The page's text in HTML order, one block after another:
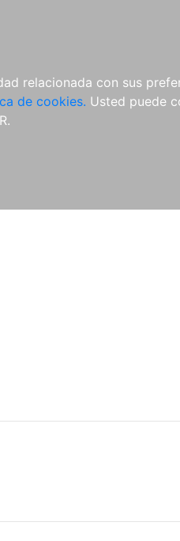
relacionada con sus
de cookies. Usted puede